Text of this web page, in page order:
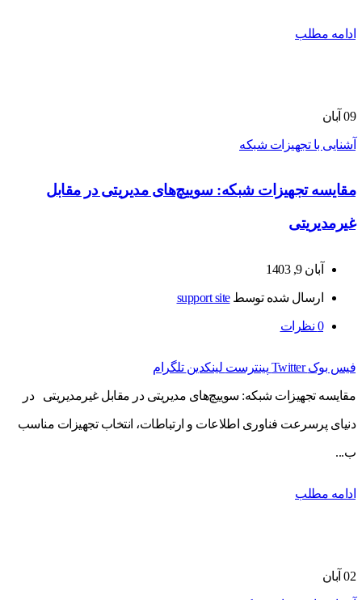
ادامه مطلب
09 آبان
آشنایی با تجهیزات شبکه
مقایسه تجهیزات شبکه: سوییچ‌های مدیریتی در مقابل
غیرمدیریتی
آبان 9, 1403
ارسال شده توسطsupport site
0 نظرات
فیس بوک Twitter پینترست لینکدین تلگرام
مقایسه تجهیزات شبکه: سوییچ‌های مدیریتی در مقابل غیرمدیریتی در
دنیای پرسرعت فناوری اطلاعات و ارتباطات، انتخاب تجهیزات مناسب
ب...
ادامه مطلب
02 آبان